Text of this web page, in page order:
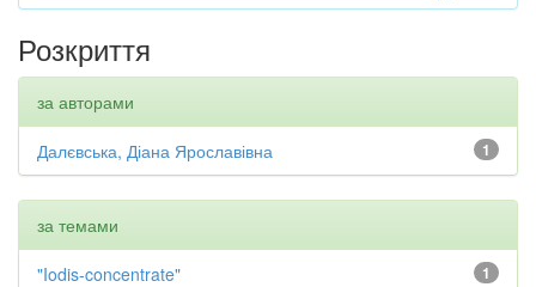
Розкриття
за авторами
1
Далєвська, Діана Ярославівна
за темами
1
"Iodis-concentrate"